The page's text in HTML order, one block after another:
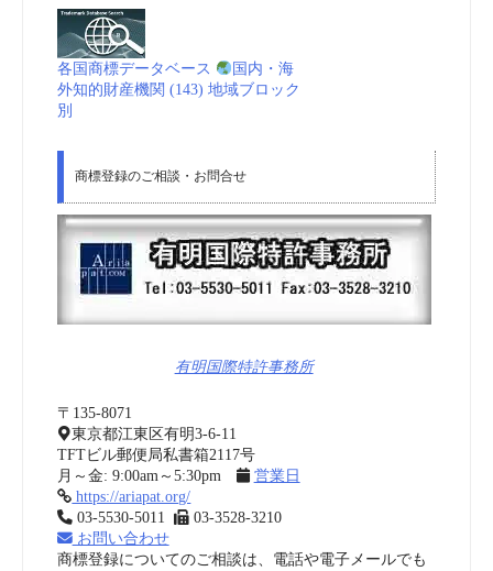
各国商標データベース
国内・海
外知的財産機関 (143) 地域ブロック
別
商標登録のご相談・お問合せ
有明国際特許事務所
〒135-8071
東京都江東区有明3-6-11
TFTビル郵便局私書箱2117号
月～金: 9:00am～5:30pm
営業日
https://ariapat.org/
03-5530-5011
03-3528-3210
お問い合わせ
商標登録についてのご相談は、電話や電子メールでも